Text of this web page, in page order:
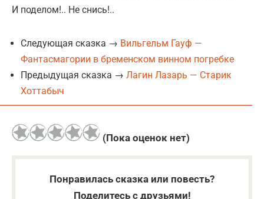
И поделом!.. Не снись!..
Следующая сказка → Вильгельм Гауф —
Фантасмагории в бременском винном погребке
Предыдущая сказка → Лагин Лазарь — Старик
Хоттабыч
(Пока оценок нет)
Понравилась сказка или повесть?
Поделитесь с друзьями!